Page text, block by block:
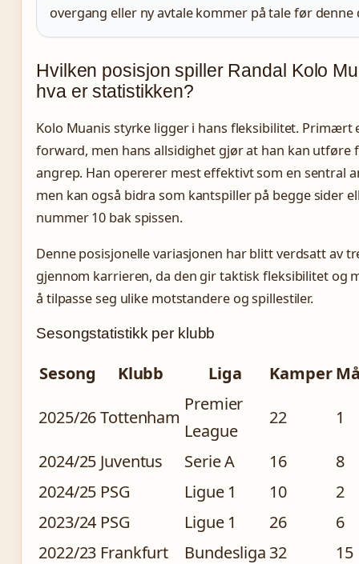
overgang eller ny avtale kommer på tale før denne
Hvilken posisjon spiller Randal Kolo
hva er statistikken?
Kolo Muanis styrke ligger i hans fleksibilitet. Primært
forward, men hans allsidighet gjør at han kan utføre
angrep. Han opererer mest effektivt som en sentral
men kan også bidra som kantspiller på begge sider
nummer 10 bak spissen.
Denne posisjonelle variasjonen har blitt verdsatt av
gjennom karrieren, da den gir taktisk fleksibilitet og
å tilpasse seg ulike motstandere og spillestiler.
Sesongstatistikk per klubb
Sesong Klubb Liga Kamper
2025/26Tottenham
Premier
League
22 1
2024/25 Juventus Serie A 16
8
2024/25 PSG Ligue 1 10
2
2023/24 PSG Ligue 1 26
6
2022/23 Frankfurt Bundesliga 32
15